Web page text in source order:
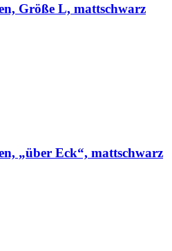
Größe L, mattschwarz
„über Eck“, mattschwarz